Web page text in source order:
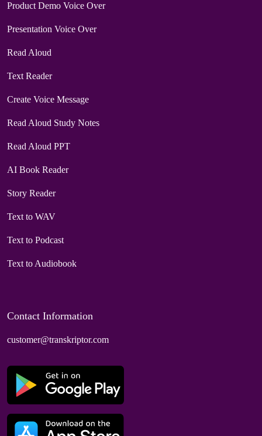
Product Demo Voice Over
Presentation Voice Over
Read Aloud
Text Reader
Create Voice Message
Read Aloud Study Notes
Read Aloud PPT
AI Book Reader
Story Reader
Text to WAV
Text to Podcast
Text to Audiobook
Contact Information
customer@transkriptor.com